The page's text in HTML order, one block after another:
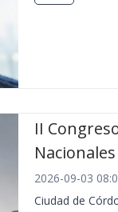
II
2026-09-03
Ciudad de